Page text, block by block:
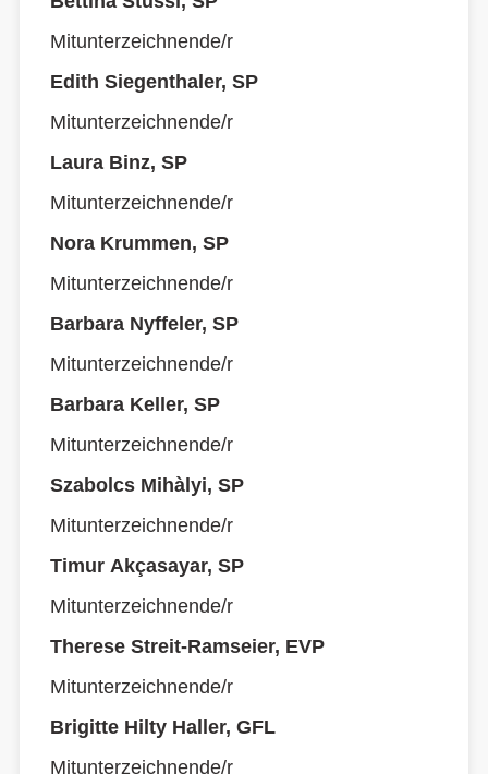
Mitunterzeichnende/r
Edith Siegenthaler, SP
Mitunterzeichnende/r
Laura Binz, SP
Mitunterzeichnende/r
Nora Krummen, SP
Mitunterzeichnende/r
Barbara Nyffeler, SP
Mitunterzeichnende/r
Barbara Keller, SP
Mitunterzeichnende/r
Szabolcs Mihàlyi, SP
Mitunterzeichnende/r
Timur Akçasayar, SP
Mitunterzeichnende/r
Therese Streit-Ramseier, EVP
Mitunterzeichnende/r
Brigitte Hilty Haller, GFL
Mitunterzeichnende/r